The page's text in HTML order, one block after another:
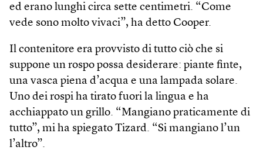
ed erano lunghi circa sette centimetri. “Come
vede sono molto vivaci”, ha detto Cooper.
Il contenitore era provvisto di tutto ciò che si
suppone un rospo possa desiderare: piante finte,
una vasca piena d’acqua e una lampada solare.
Uno dei rospi ha tirato fuori la lingua e ha
acchiappato un grillo. “Mangiano praticamente di
tutto”, mi ha spiegato Tizard. “Si mangiano l’un
l’altro”.